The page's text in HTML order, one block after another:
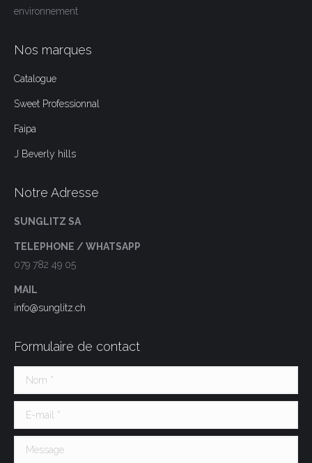
environnement
Nos marques
Catalogue
Sweet Professionnal
Faipa
J Beverly hills
Notre Adresse
SUNGLITZ SA
TELEPHONE / WHATSAPP
079 782 49 05
MAIL
info@sunglitz.ch
Formulaire de contact
Nom *
E-mail *
Message